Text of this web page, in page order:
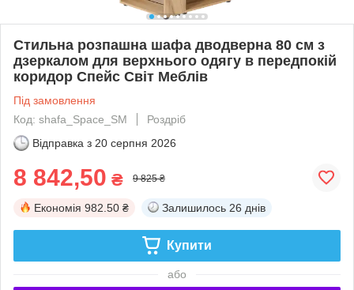
Стильна розпашна шафа дводверна 80 см з
дзеркалом для верхнього одягу в передпокій
коридор Спейс Світ Меблів
Під замовлення
Код: shafa_Space_SM
Роздріб
Відправка з 20 серпня 2026
8 842,50 ₴ 9 825 ₴
Економія 982.50 ₴ Залишилось 26 днів
Купити
або